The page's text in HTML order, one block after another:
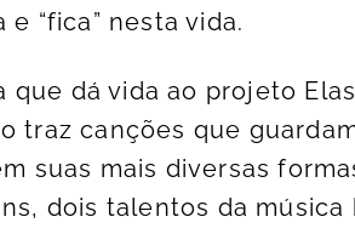
“fica” nesta vida.
dá vida ao projeto
traz canções que
suas mais diversas
dois talentos da música